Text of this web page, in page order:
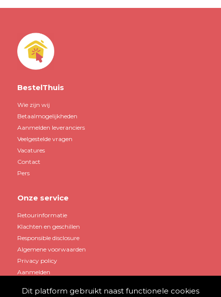
BestelThuis
Wie zijn wij
Betaalmogelijkheden
Aanmelden leveranciers
Veelgestelde vragen
Vacatures
Contact
Pers
Onze service
Retourinformatie
Klachten en geschillen
Responsible disclosure
Algemene voorwaarden
Privacy policy
Aanmelden
Dit platform gebruikt naast functionele cookies